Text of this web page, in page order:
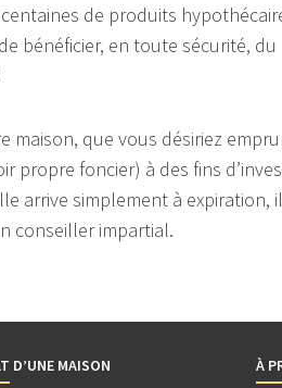
de produits
bénéficier, en toute sécurité,
maison, que vous désiriez
propre foncier) à des fins
arrive simplement à expiration,
conseiller impartial.
D’UNE MAISON À